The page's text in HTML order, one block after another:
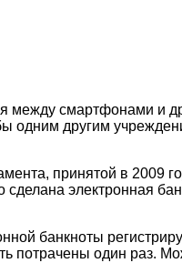
смартфонами и
одним другим
принятой в 2009
электронная
банкноты
потрачены один раз.